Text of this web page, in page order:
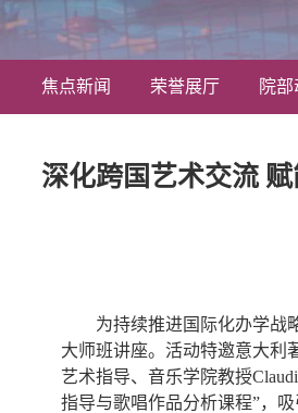
焦点新闻 荣誉展厅 院
深化跨国艺术交流
为持续推进国际化办学战
大师班讲座。活动特邀意大利
艺术指导、音乐学院教授
指导与歌唱作品分析课程”，